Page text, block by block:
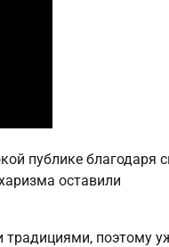
публике благодаря
оставили
поэтому